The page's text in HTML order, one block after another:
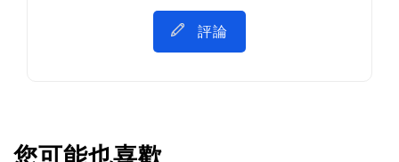
評論
您可能也喜歡